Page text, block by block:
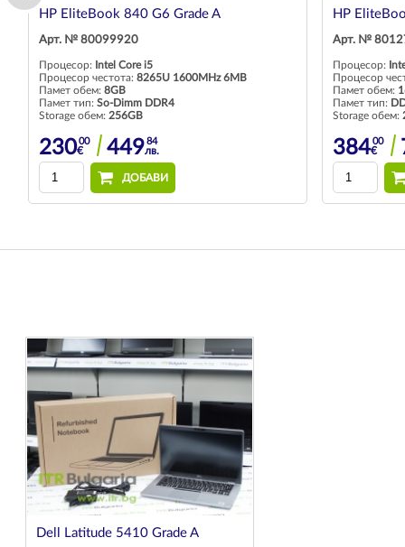
HP EliteBook 840 G6 Grade A
Арт. № 80099920
Процесор: Intel Core i5
Процесор честота: 8265U 1600MHz 6MB
Памет обем: 8GB
Памет тип: So-Dimm DDR4
Storage обем: 256GB
23000
€ 44984
лв.
ДОБАВИ
HP
Арт. №
Процесор:
Процесор
Памет обем:
Памет тип:
Storage обем:
38400
€
Dell Latitude 5410 Grade A